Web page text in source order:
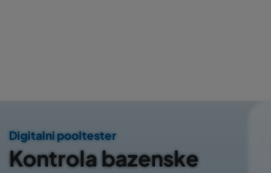
Digitalni pooltester
Kontrola bazenske